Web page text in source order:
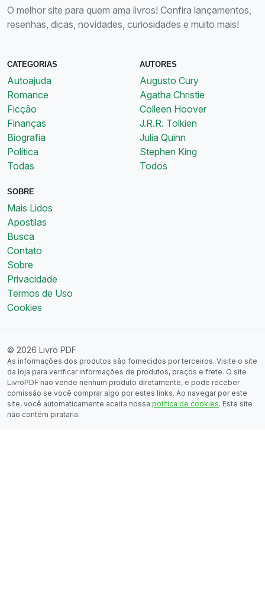
O melhor site para quem ama livros! Confira lançamentos,
resenhas, dicas, novidades, curiosidades e muito mais!
CATEGORIAS
Autoajuda
Romance
Ficção
Finanças
Biografia
Política
Todas
AUTORES
Augusto Cury
Agatha Christie
Colleen Hoover
J.R.R. Tolkien
Julia Quinn
Stephen King
Todos
SOBRE
Mais Lidos
Apostilas
Busca
Contato
Sobre
Privacidade
Termos de Uso
Cookies
© 2026 Livro PDF
As informações dos produtos são fornecidos por terceiros. Visite o site
da loja para verificar informações de produtos, preços e frete. O site
LivroPDF não vende nenhum produto diretamente, e pode receber
comissão se você comprar algo por estes links. Ao navegar por este
site, você automaticamente aceita nossa política de cookies. Este site
não contém pirataria.